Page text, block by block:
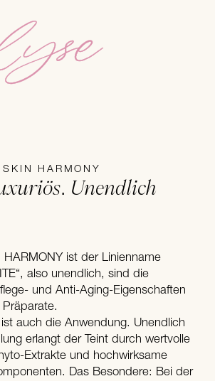
SKIN HARMONY
. Unendlich
HARMONY ist der Linienname
also unendlich, sind die
und Anti-Aging-Eigenschaften
auch die Anwendung. Unendlich
erlangt der Teint durch wertvolle
Extrakte und hochwirksame
Das Besondere: Bei der